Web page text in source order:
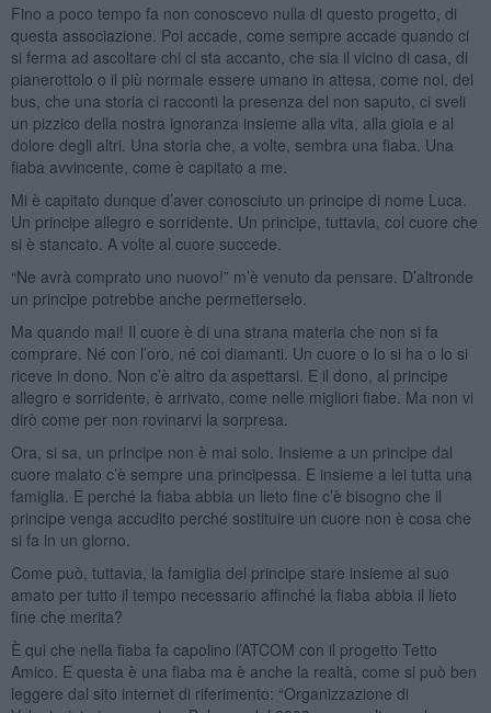
Fino a poco tempo fa non conoscevo nulla di questo progetto, di
questa associazione. Poi accade, come sempre accade quando ci
si ferma ad ascoltare chi ci sta accanto, che sia il vicino di casa, di
pianerottolo o il più normale essere umano in attesa, come noi, del
bus, che una storia ci racconti la presenza del non saputo, ci sveli
un pizzico della nostra ignoranza insieme alla vita, alla gioia e al
dolore degli altri. Una storia che, a volte, sembra una fiaba. Una
fiaba avvincente, come è capitato a me.
Mi è capitato dunque d’aver conosciuto un principe di nome Luca.
Un principe allegro e sorridente. Un principe, tuttavia, col cuore che
si è stancato. A volte al cuore succede.
“Ne avrà comprato uno nuovo!” m’è venuto da pensare. D’altronde
un principe potrebbe anche permetterselo.
Ma quando mai! Il cuore è di una strana materia che non si fa
comprare. Né con l’oro, né coi diamanti. Un cuore o lo si ha o lo si
riceve in dono. Non c’è altro da aspettarsi. E il dono, al principe
allegro e sorridente, è arrivato, come nelle migliori fiabe. Ma non vi
dirò come per non rovinarvi la sorpresa.
Ora, si sa, un principe non è mai solo. Insieme a un principe dal
cuore malato c’è sempre una principessa. E insieme a lei tutta una
famiglia. E perché la fiaba abbia un lieto fine c’è bisogno che il
principe venga accudito perché sostituire un cuore non è cosa che
si fa in un giorno.
Come può, tuttavia, la famiglia del principe stare insieme al suo
amato per tutto il tempo necessario affinché la fiaba abbia il lieto
fine che merita?
È qui che nella fiaba fa capolino l’ATCOM con il progetto Tetto
Amico. E questa è una fiaba ma è anche la realtà, come si può ben
leggere dal sito internet di riferimento: “Organizzazione di